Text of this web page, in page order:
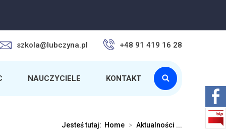
szkola@lubczyna.pl +48 91 419 16 28
NAUCZYCIELE KONTAKT
Jesteś tutaj: Home > Aktualności ...